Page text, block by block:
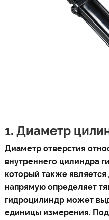
1. Диаметр
Диаметр отверстия
внутреннего цилиндра
который также
напрямую определяет
гидроцилиндр может
единицы измерения.